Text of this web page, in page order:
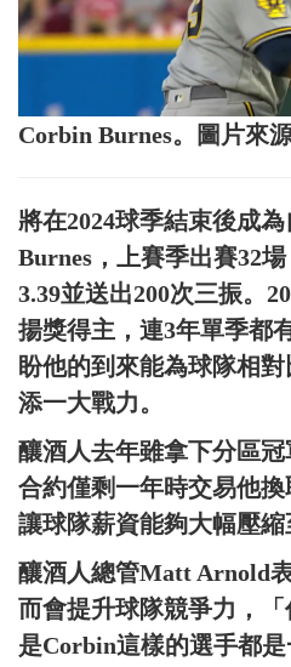
Corbin Burnes。圖片來
將在2024球季結束後成
Burnes，上賽季出賽32
3.39並送出200次三振。
揚獎得主，連3年單季都
盼他的到來能為球隊相
添一大戰力。
釀酒人去年雖拿下分區
合約僅剩一年時交易他
讓球隊薪資能夠大幅壓縮
釀酒人總管Matt Arnold
而會提升球隊競爭力，
是Corbin這樣的選手都